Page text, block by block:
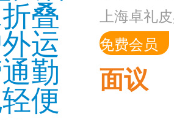
上海卓礼
免费会员
面议